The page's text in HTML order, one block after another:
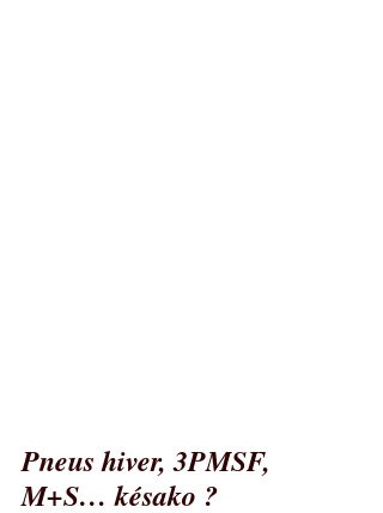
Pneus hiver, 3PMSF,
M+S… késako ?